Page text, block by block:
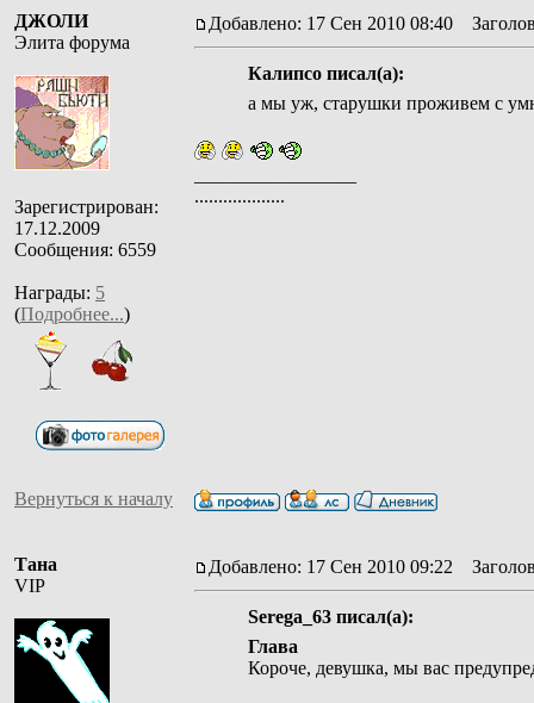
ДЖОЛИ
Элита форума
Зарегистрирован:
17.12.2009
Сообщения: 6559
Награды: 5
(Подробнее...)
Добавлено: 17 Сен 2010 08:40
Калипсо писал(а):
а мы уж, старушки проживем с
...................
Вернуться к началу
Тана
VIP
Добавлено: 17 Сен 2010 09:22
Serega_63 писал(а):
Глава
Короче, девушка, мы вас